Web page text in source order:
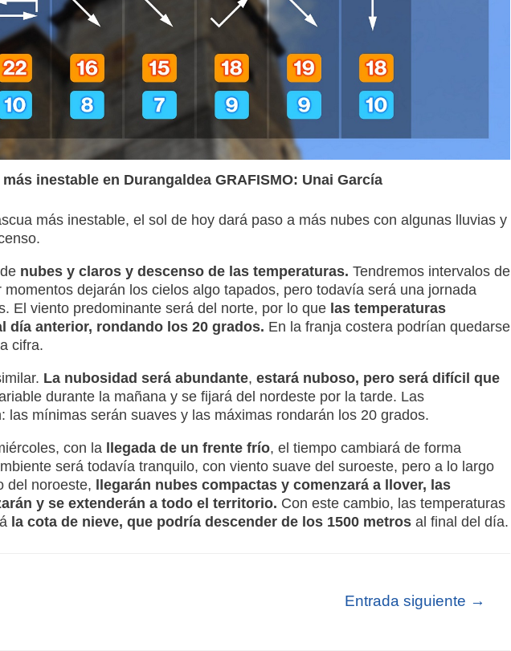
inestable en Durangaldea GRAFISMO: Unai García
más inestable, el sol de hoy dará paso a más nubes con algunas lluvias y
nubes y claros y descenso de las temperaturas. Tendremos intervalos de
dejarán los cielos algo tapados, pero todavía será una jornada
El viento predominante será del norte, por lo quelas temperaturas
día anterior, rondando los 20 grados. En la franja costera podrían quedarse
cifra.
La nubosidad será abundante, estará nuboso, pero será difícil que
durante la mañana y se fijará del nordeste por la tarde. Las
las mínimas serán suaves y las máximas rondarán los 20 grados.
con la llegada de un frente frío, el tiempo cambiará de forma
será todavía tranquilo, con viento suave del suroeste, pero a lo largo
del noroeste, llegarán nubes compactas y comenzará a llover, las
y se extenderán a todo el territorio. Con este cambio, las temperaturas
la cota de nieve, que podría descender de los 1500 metrosal final del día.
Entrada siguiente →